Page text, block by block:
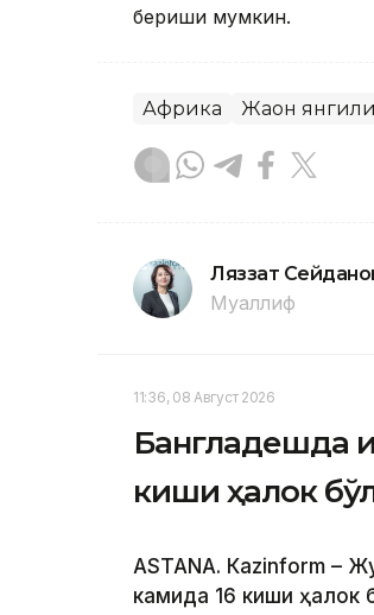
бериши мумкин.
Африка Жаҳон
Ляззат
Муаллиф
11:36, 08 Август 2026
Бангладешда
киши ҳалок
ASTANА. Кazinform –
камида 16 киши